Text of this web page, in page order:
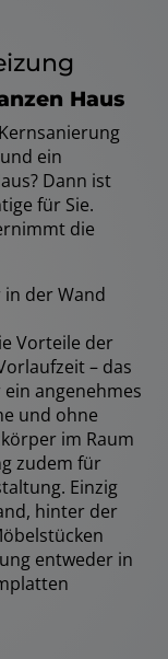
Haus
ein
Dann ist
für Sie.
die
in der Wand
Vorteile der
– das
angenehmes
und ohne
im Raum
zudem für
Einzig
hinter der
entweder in